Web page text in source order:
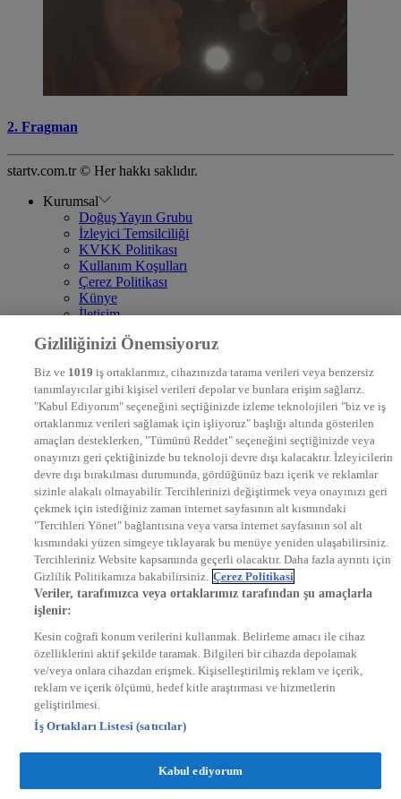
2. Fragman
startv.com.tr © Her hakkı saklıdır.
Kurumsal
Doğuş Yayın Grubu
İzleyici Temsilciliği
KVKK Politikası
Kullanım Koşulları
Çerez Politikası
Künye
İletişim
DYG Televizyonlar
STAR
EURO STAR
KRAL POP TV
DYG Radyolar
NTV RADYO
KRAL FM
KRAL POP
EKSEN
VOYAGE
DYG Dijital
ntv.com.tr
ntvspor.net
secim.ntv.com.tr
startv.com.tr
kralmuzik.com.tr
Gizliliğinizi Önemsiyoruz
Biz ve 1019 iş ortaklarımız, cihazınızda tarama verileri veya benzersiz
tanımlayıcılar gibi kişisel verileri depolar ve bunlara erişim sağlarız.
"Kabul Ediyorum" seçeneğini seçtiğinizde izleme teknolojileri "biz ve iş
ortaklarımız verileri sağlamak için işliyoruz" başlığı altında gösterilen
amaçları desteklerken, "Tümünü Reddet" seçeneğini seçtiğinizde veya
onayınızı geri çektiğinizde bu teknoloji devre dışı kalacaktır. İzleyicilerin
devre dışı bırakılması durumunda, gördüğünüz bazı içerik ve reklamlar
sizinle alakalı olmayabilir. Tercihlerinizi değiştirmek veya onayınızı geri
çekmek için istediğiniz zaman internet sayfasının alt kısmındaki
"Tercihleri Yönet" bağlantısına veya varsa internet sayfasının sol alt
kısmındaki yüzen simgeye tıklayarak bu menüye yeniden ulaşabilirsiniz.
Tercihleriniz Website kapsamında geçerli olacaktır. Daha fazla ayrıntı için
Gizlilik Politikamıza bakabilirsiniz. Çerez Politikasi
Veriler, tarafımızca veya ortaklarımız tarafından şu amaçlarla
işlenir:
Kesin coğrafi konum verilerini kullanmak. Belirleme amacı ile cihaz
özelliklerini aktif şekilde taramak. Bilgileri bir cihazda depolamak
ve/veya onlara cihazdan erişmek. Kişiselleştirilmiş reklam ve içerik,
reklam ve içerik ölçümü, hedef kitle araştırması ve hizmetlerin
geliştirilmesi.
İş Ortakları Listesi (satıcılar)
Kabul ediyorum